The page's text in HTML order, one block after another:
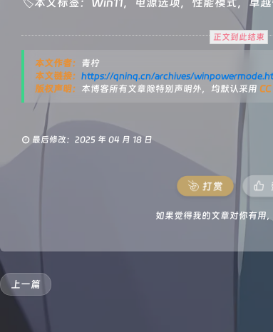
🏷本文标签： Win11，️ 电源选项，️ 性能模式，️卓
正文到此结束
本文作者： 青柠
本文链接： https://qninq.cn/archives/
版权声明： 本博客所有文章除特别声明外，均默认采用
最后修改：2025 年 04 月 18 日
打赏
如果觉得我的文章对你有用
上一篇